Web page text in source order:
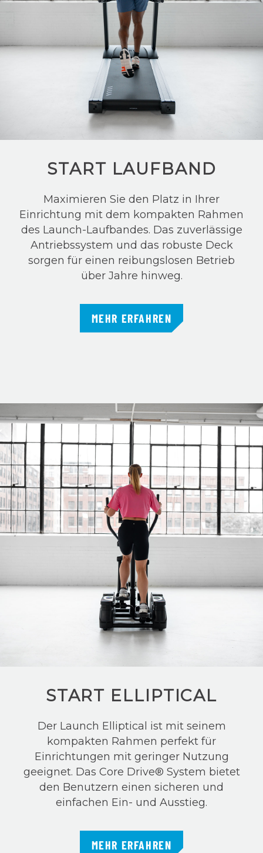
START LAUFBAND
Maximieren Sie den Platz in Ihrer
Einrichtung mit dem kompakten Rahmen
des Launch-Laufbandes. Das zuverlässige
Antriebssystem und das robuste Deck
sorgen für einen reibungslosen Betrieb
über Jahre hinweg.
MEHR ERFAHREN
START ELLIPTICAL
Der Launch Elliptical ist mit seinem
kompakten Rahmen perfekt für
Einrichtungen mit geringer Nutzung
geeignet. Das Core Drive® System bietet
den Benutzern einen sicheren und
einfachen Ein- und Ausstieg.
MEHR ERFAHREN